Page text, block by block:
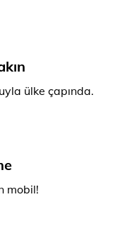
ülke çapında.
mobil!